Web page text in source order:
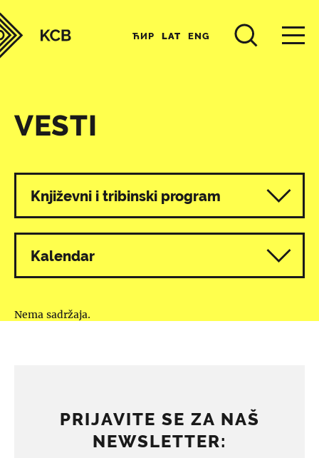
ЋИР LAT ENG
VESTI
Svi programi
Književni i tribinski program
Kalendar
Nema sadržaja.
PRIJAVITE SE ZA NAŠ
NEWSLETTER: